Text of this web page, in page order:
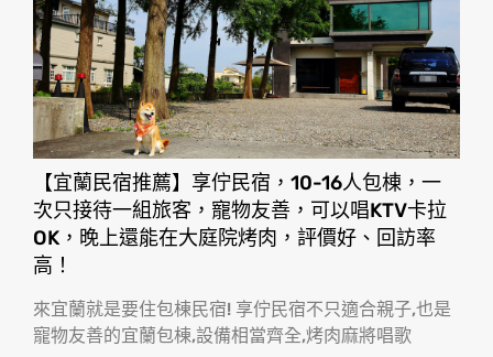
【宜蘭民宿推薦】享佇民宿，10-16人包棟，一
次只接待一組旅客，寵物友善，可以唱KTV卡拉
OK，晚上還能在大庭院烤肉，評價好、回訪率
高！
來宜蘭就是要住包棟民宿! 享佇民宿不只適合親子,也是
寵物友善的宜蘭包棟,設備相當齊全,烤肉麻將唱歌